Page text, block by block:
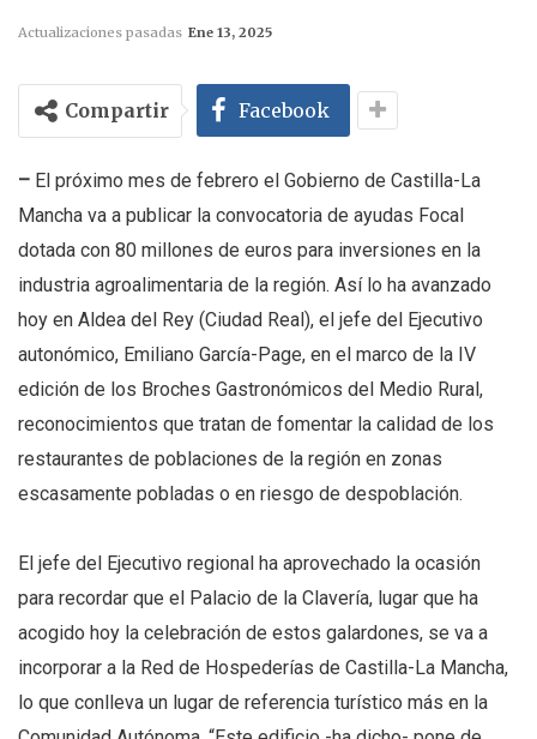
Actualizaciones pasadas Ene 13, 2025
Compartir Facebook
– El próximo mes de febrero el Gobierno de Castilla-La
Mancha va a publicar la convocatoria de ayudas Focal
dotada con 80 millones de euros para inversiones en la
industria agroalimentaria de la región. Así lo ha avanzado
hoy en Aldea del Rey (Ciudad Real), el jefe del Ejecutivo
autonómico, Emiliano García-Page, en el marco de la IV
edición de los Broches Gastronómicos del Medio Rural,
reconocimientos que tratan de fomentar la calidad de los
restaurantes de poblaciones de la región en zonas
escasamente pobladas o en riesgo de despoblación.
El jefe del Ejecutivo regional ha aprovechado la ocasión
para recordar que el Palacio de la Clavería, lugar que ha
acogido hoy la celebración de estos galardones, se va a
incorporar a la Red de Hospederías de Castilla-La Mancha,
lo que conlleva un lugar de referencia turístico más en la